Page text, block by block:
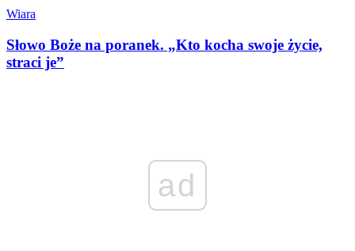
Wiara
Słowo Boże na poranek. „Kto kocha swoje życie,
straci je”
ad